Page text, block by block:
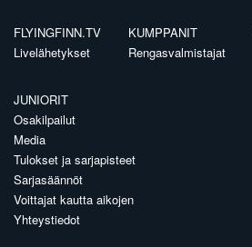
FLYINGFINN.TV
Livelähetykset
KUMPPANIT
Rengasvalmistajat
JUNIORIT
Osakilpailut
Media
Tulokset ja sarjapisteet
Sarjasäännöt
Voittajat kautta aikojen
Yhteystiedot